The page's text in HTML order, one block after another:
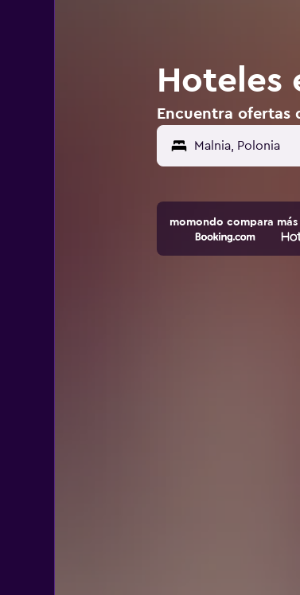
Hoteles
Encuentra ofertas
Malnia, Polonia
momondo compara